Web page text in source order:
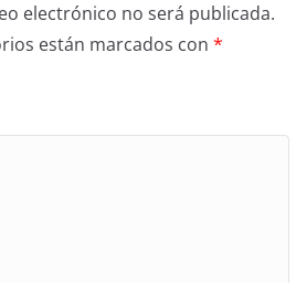
electrónico no será publicada.
están marcados con *